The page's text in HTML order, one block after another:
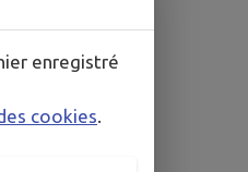
enregistré
cookies.